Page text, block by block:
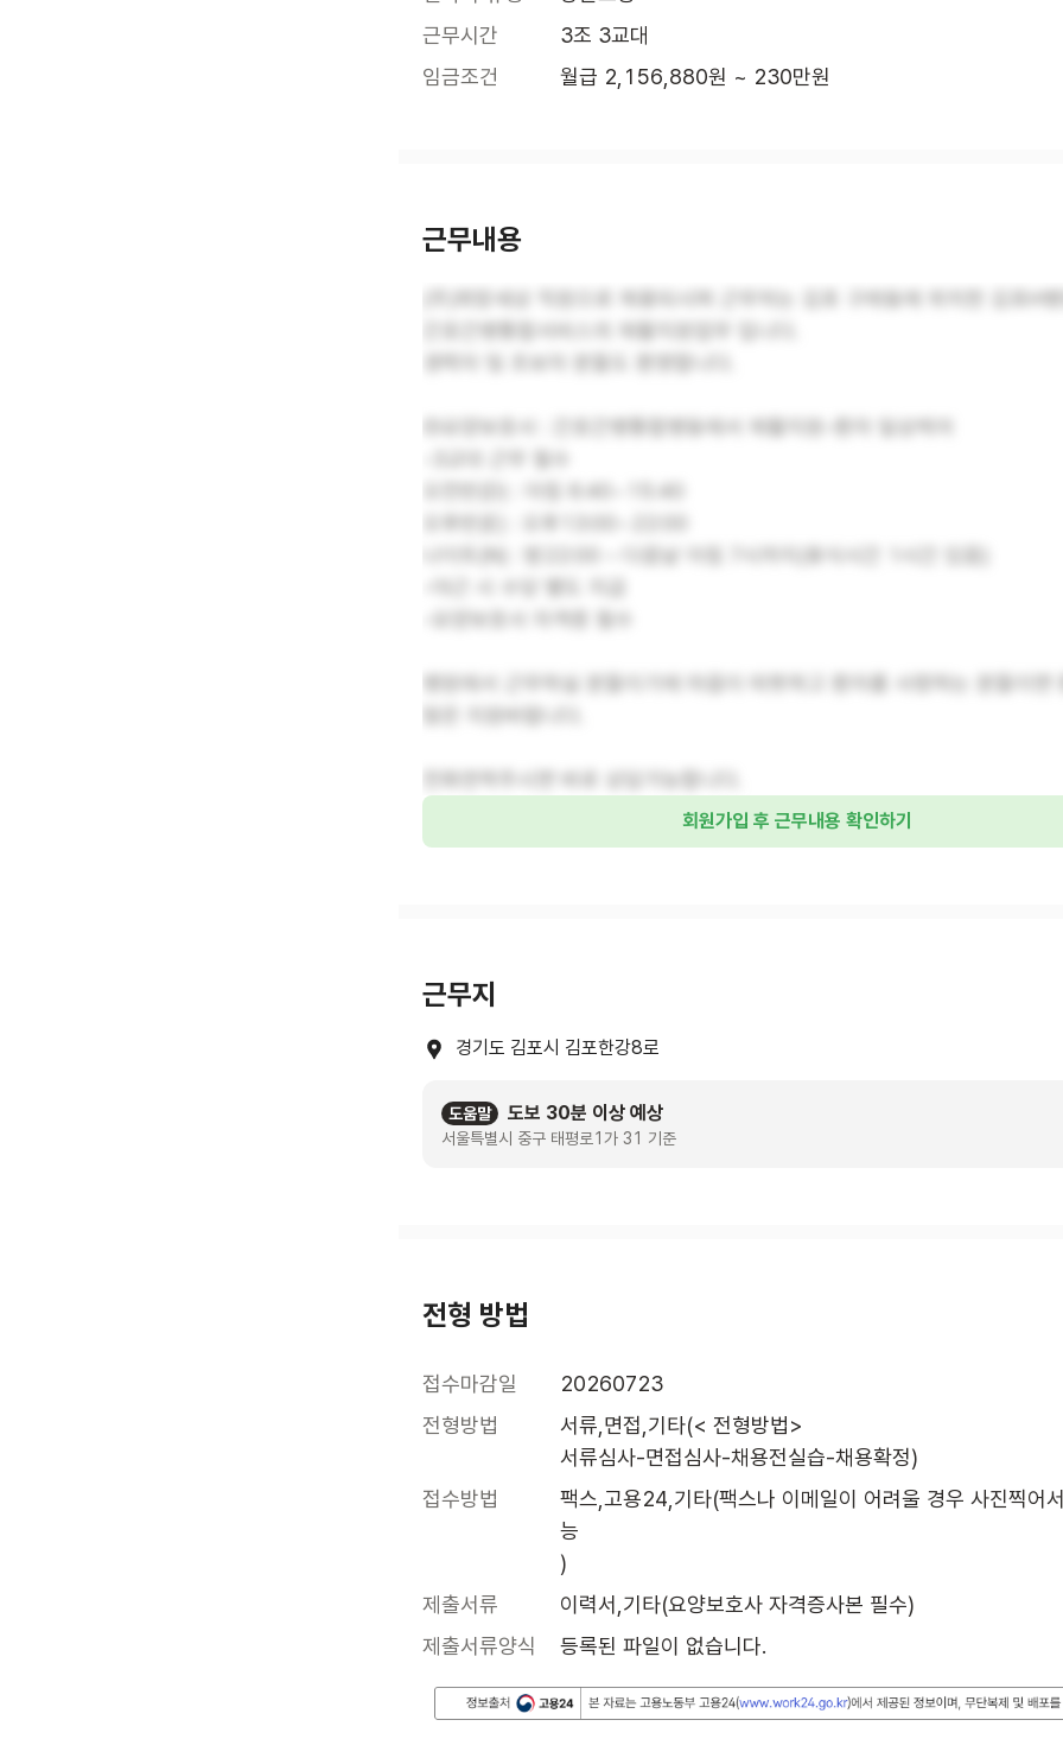
근무시간
3조 3교대
임금조건
월급 2,156,880원 ~ 230만원
근무내용
나이트(N) : 밤22:00 – 다음날 아침 7시까지(휴식시간 1시간 있음)
병원에서 근무하실 분들이기에 마음이 따뜻하고 환자를 사랑하는 분들이면
회원가입 후 근무내용 확인하기
근무지
경기도 김포시 김포한강8로
도움말 도보 30분 이상 예상
서울특별시 중구 태평로1가 31 기준
전형 방법
접수마감일
20260723
전형방법
서류,면접,기타(< 전형방법>
서류심사-면접심사-채용전실습-채용확정)
접수방법
팩스,고용24,기타(팩스나 이메일이 어려울 경우 사진찍어
능
)
제출서류
이력서,기타(요양보호사 자격증사본 필수)
제출서류양식
등록된 파일이 없습니다.